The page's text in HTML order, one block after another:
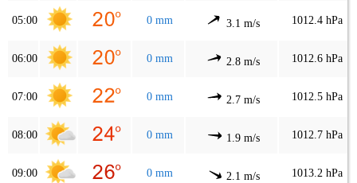
05:00 0 mm 3.1 m/s 1012.4 hPa
06:00 0 mm 2.8 m/s 1012.6 hPa
07:00 0 mm 2.7 m/s 1012.5 hPa
08:00 0 mm 1.9 m/s 1012.7 hPa
09:00 0 mm 2.1 m/s 1013.2 hPa